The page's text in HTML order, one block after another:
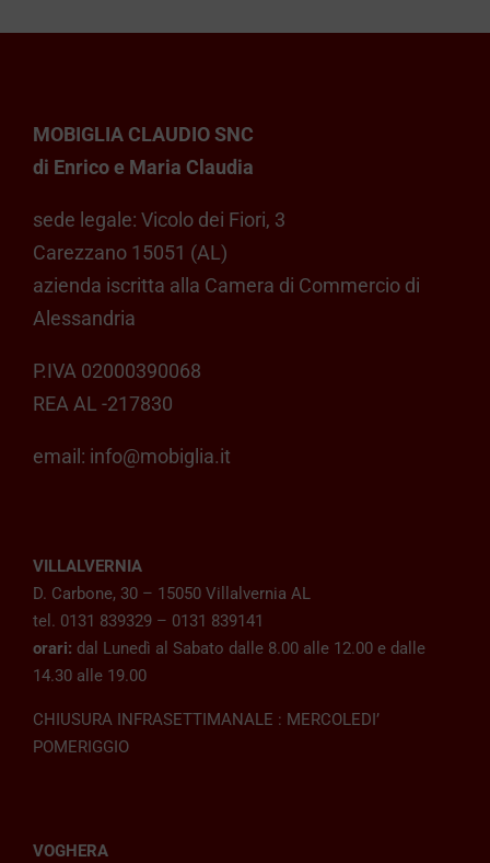
MOBIGLIA CLAUDIO SNC
di Enrico e Maria Claudia
sede legale: Vicolo dei Fiori, 3
Carezzano 15051 (AL)
azienda iscritta alla Camera di Commercio di
Alessandria
P.IVA 02000390068
REA AL -217830
email: info@mobiglia.it
VILLALVERNIA
D. Carbone, 30 – 15050 Villalvernia AL
tel. 0131 839329 – 0131 839141
orari: dal Lunedì al Sabato dalle 8.00 alle 12.00 e dalle
14.30 alle 19.00
CHIUSURA INFRASETTIMANALE : MERCOLEDI’
POMERIGGIO
VOGHERA